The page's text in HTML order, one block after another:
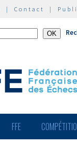
| Contact |
FFE